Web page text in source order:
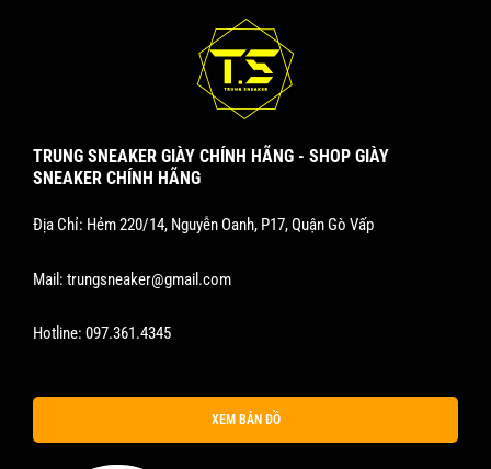
TRUNG SNEAKER GIÀY CHÍNH HÃNG - SHOP GIÀY
SNEAKER CHÍNH HÃNG
Địa Chỉ: Hẻm 220/14, Nguyễn Oanh, P17, Quận Gò Vấp
Mail: trungsneaker@gmail.com
Hotline: 097.361.4345
XEM BẢN ĐỒ